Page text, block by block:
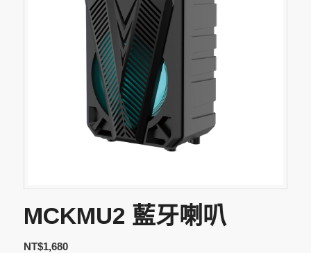
MCKMU2 藍牙喇叭
NT$1,680